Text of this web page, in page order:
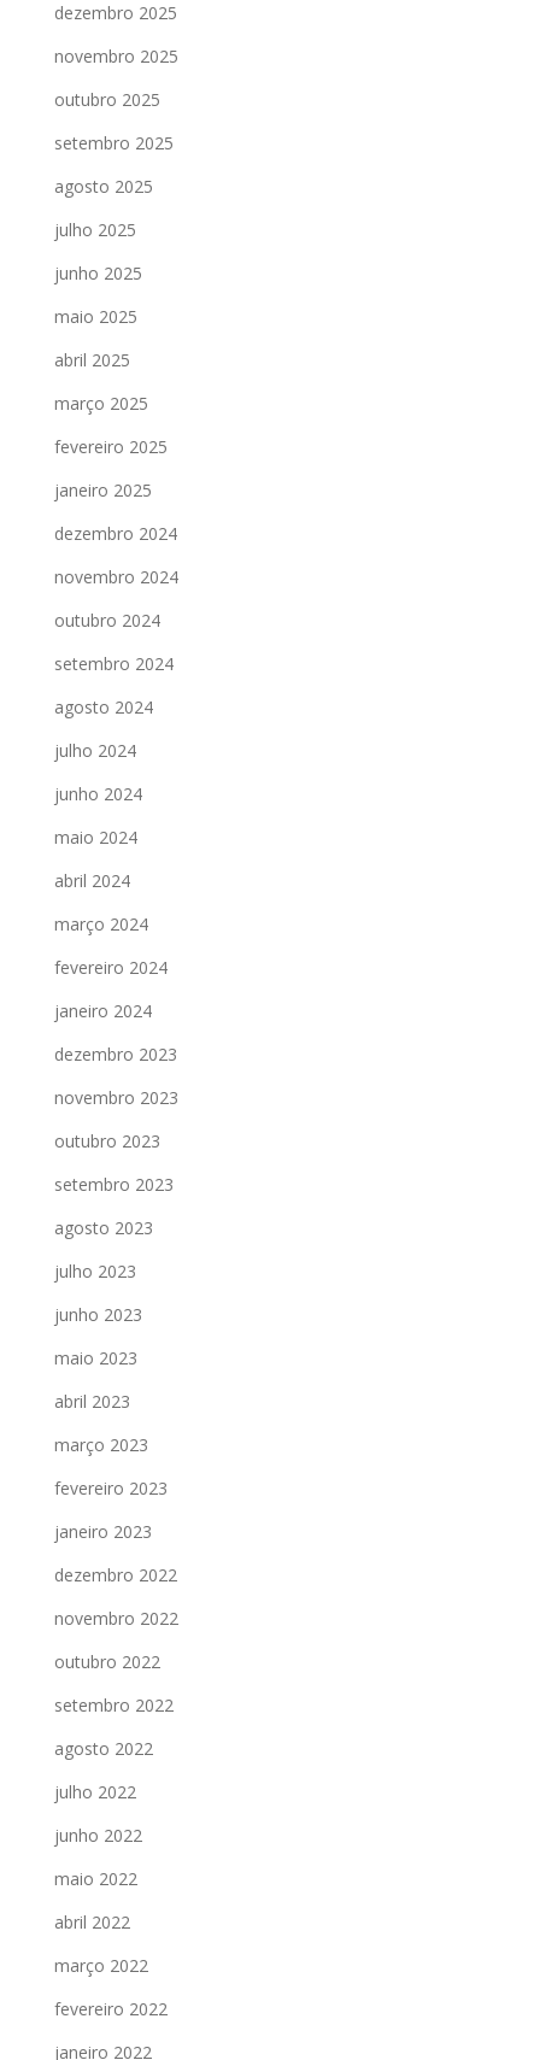
dezembro 2025
novembro 2025
outubro 2025
setembro 2025
agosto 2025
julho 2025
junho 2025
maio 2025
abril 2025
março 2025
fevereiro 2025
janeiro 2025
dezembro 2024
novembro 2024
outubro 2024
setembro 2024
agosto 2024
julho 2024
junho 2024
maio 2024
abril 2024
março 2024
fevereiro 2024
janeiro 2024
dezembro 2023
novembro 2023
outubro 2023
setembro 2023
agosto 2023
julho 2023
junho 2023
maio 2023
abril 2023
março 2023
fevereiro 2023
janeiro 2023
dezembro 2022
novembro 2022
outubro 2022
setembro 2022
agosto 2022
julho 2022
junho 2022
maio 2022
abril 2022
março 2022
fevereiro 2022
janeiro 2022